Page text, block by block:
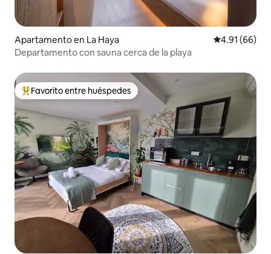
Apartamento en La Haya Calificación
4.91 (66)
Departamento con sauna cerca de la playa
Favorito entre huéspedes preferido
Favorito entre huéspedes